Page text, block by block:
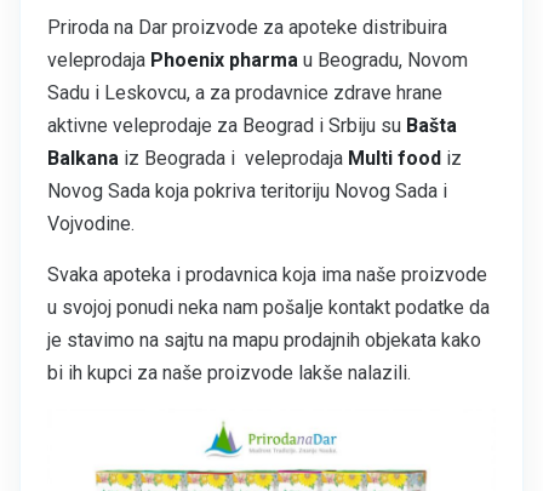
Priroda na Dar proizvode za apoteke distribuira
veleprodaja Phoenix pharmau Beogradu, Novom
Sadu i Leskovcu, a za prodavnice zdrave hrane
aktivne veleprodaje za Beograd i Srbiju su Bašta
Balkanaiz Beograda i veleprodaja Multi food iz
Novog Sada koja pokriva teritoriju Novog Sada i
Vojvodine.
Svaka apoteka i prodavnica koja ima naše proizvode
u svojoj ponudi neka nam pošalje kontakt podatke da
je stavimo na sajtu na mapu prodajnih objekata kako
bi ih kupci za naše proizvode lakše nalazili.